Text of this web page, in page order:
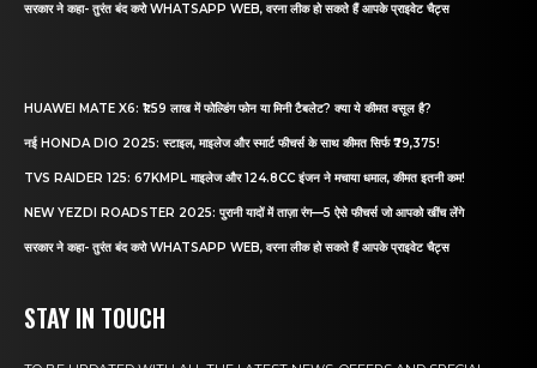
सरकार ने कहा- तुरंत बंद करो WHATSAPP WEB, वरना लीक हो सकते हैं आपके प्राइवेट चैट्स
HUAWEI MATE X6: ₹1.59 लाख में फोल्डिंग फोन या मिनी टैबलेट? क्या ये कीमत वसूल है?
नई HONDA DIO 2025: स्टाइल, माइलेज और स्मार्ट फीचर्स के साथ कीमत सिर्फ ₹79,375!
TVS RAIDER 125: 67KMPL माइलेज और 124.8CC इंजन ने मचाया धमाल, कीमत इतनी कम!
NEW YEZDI ROADSTER 2025: पुरानी यादों में ताज़ा रंग—5 ऐसे फीचर्स जो आपको खींच लेंगे
सरकार ने कहा- तुरंत बंद करो WHATSAPP WEB, वरना लीक हो सकते हैं आपके प्राइवेट चैट्स
STAY IN TOUCH